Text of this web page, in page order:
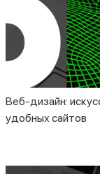
Веб-дизайн:
удобных сайтов